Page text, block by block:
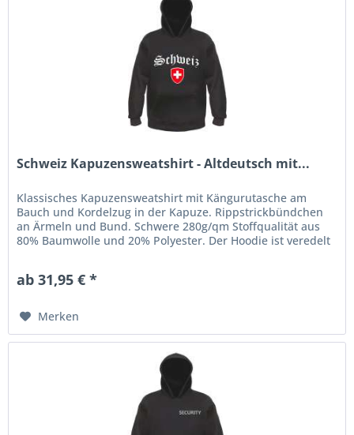
Schweiz Kapuzensweatshirt - Altdeutsch mit...
Klassisches Kapuzensweatshirt mit Kängurutasche am
Bauch und Kordelzug in der Kapuze. Rippstrickbündchen
an Ärmeln und Bund. Schwere 280g/qm Stoffqualität aus
80% Baumwolle und 20% Polyester. Der Hoodie ist veredelt
ab 31,95 € *
Merken